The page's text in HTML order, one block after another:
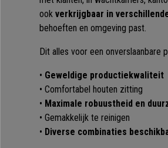
ook verkrijgbaar in
behoeften en omgeving past.
Dit alles voor een onverslaanbare
• Geweldige productiekwaliteit
• Comfortabel houten zitting
• Maximale robuustheid en
• Gemakkelijk te reinigen
• Diverse combinaties